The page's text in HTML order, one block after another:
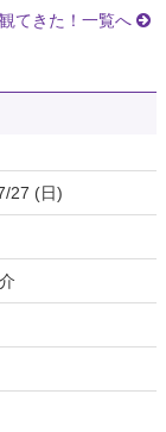
観てきた！一覧へ
27 (日)